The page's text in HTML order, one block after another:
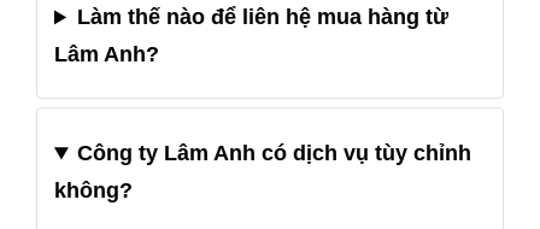
Làm thế nào để liên hệ mua hàng từ
Lâm Anh?
Công ty Lâm Anh có dịch vụ tùy chỉnh
không?